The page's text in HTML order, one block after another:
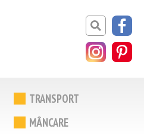
TRANSPORT
MÂNCARE